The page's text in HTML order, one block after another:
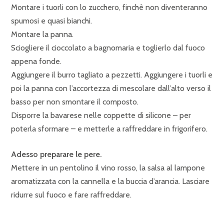
Montare i tuorli con lo zucchero, finchè non diventeranno
spumosi e quasi bianchi.
Montare la panna.
Sciogliere il cioccolato a bagnomaria e toglierlo dal fuoco
appena fonde.
Aggiungere il burro tagliato a pezzetti. Aggiungere i tuorli e
poi la panna con l’accortezza di mescolare dall’alto verso il
basso per non smontare il composto.
Disporre la bavarese nelle coppette di silicone – per
poterla sformare – e metterle a raffreddare in frigorifero.
Adesso preparare le pere.
Mettere in un pentolino il vino rosso, la salsa al lampone
aromatizzata con la cannella e la buccia d’arancia. Lasciare
ridurre sul fuoco e fare raffreddare.